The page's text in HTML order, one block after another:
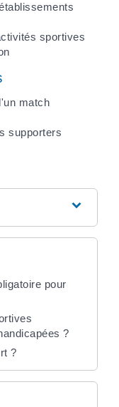
sportives
match
supporters
pour
?
?